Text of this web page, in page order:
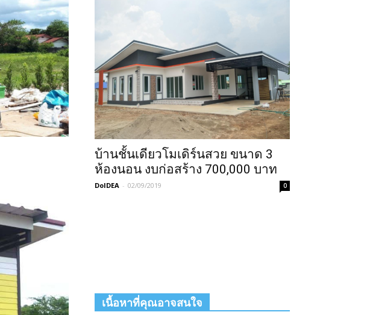
บ้านชั้นเดียวโมเดิร์นสวย ขนาด 3
ห้องนอน งบก่อสร้าง 700,000 บาท
DoIDEA - 02/09/2019 0
เนื้อหาที่คุณอาจสนใจ